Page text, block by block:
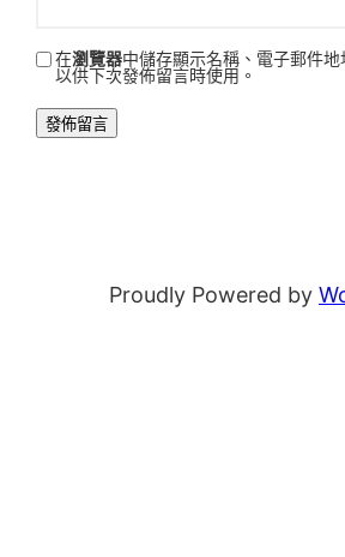
在瀏覽器中儲存顯示名稱、電子郵件地
以供下次發佈留言時使用。
Proudly Powered by